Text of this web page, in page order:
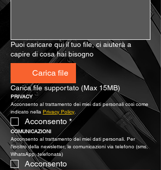
Puoi caricare qui il tuo file, ci aiuterà a
capire di cosa hai bisogno
Carica file
Carica file supportato (Max 15MB)
PRIVACY
Acconsento al trattamento dei miei dati personali così come
indicato nella Privacy Policy.
Acconsento *
COMUNICAZIONI
Acconsento al trattamento dei miei dati personali. Per
l’inoltro della newsletter, le comunicazioni via telefono (sms,
WhatsApp, telefonata)
Acconsento